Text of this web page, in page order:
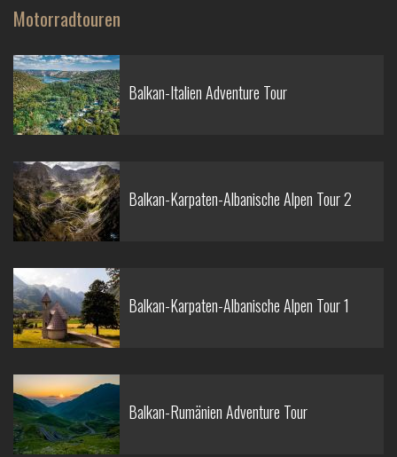
Motorradtouren
Balkan-Italien Adventure Tour
Balkan-Karpaten-Albanische Alpen Tour 2
Balkan-Karpaten-Albanische Alpen Tour 1
Balkan-Rumänien Adventure Tour